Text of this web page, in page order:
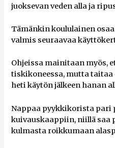
juoksevan veden alla ja
Tämänkin koululainen
valmis seuraavaa
Ohjeissa mainitaan myös,
tiskikoneessa, mutta
heti käytön jälkeen hanan
Nappaa pyykkikorista
kuivauskaappiin, niillä saa
kulmasta roikkumaan